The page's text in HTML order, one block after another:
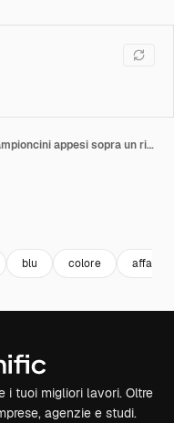
Animazione di luna blu, stelle e lampioncini appesi sopra un ritaglio grigio di città notturna su sfondo bianco.
blu colore affari
i tuoi migliori lavori. Oltre
agenzie e studi.